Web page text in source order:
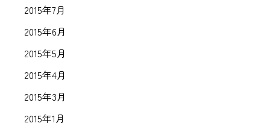
2015年7月
2015年6月
2015年5月
2015年4月
2015年3月
2015年1月